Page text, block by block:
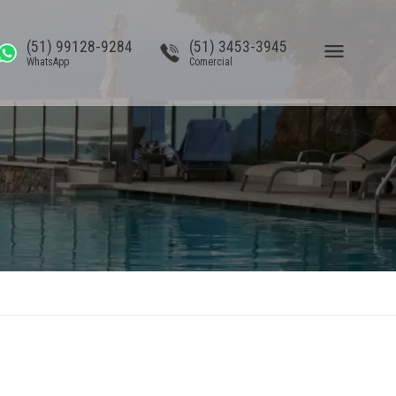
(51) 99128-9284
WhatsApp
(51) 3453-3945
Comercial